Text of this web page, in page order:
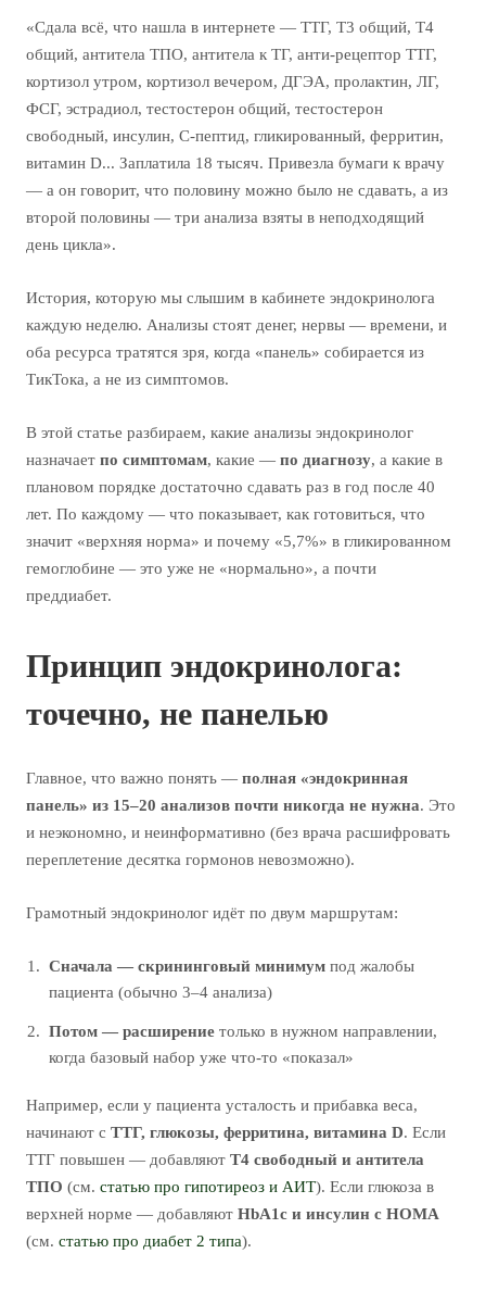
«Сдала всё, что нашла в интернете — ТТГ, Т3 общий, Т4
общий, антитела ТПО, антитела к ТГ, анти-рецептор ТТГ,
кортизол утром, кортизол вечером, ДГЭА, пролактин, ЛГ,
ФСГ, эстрадиол, тестостерон общий, тестостерон
свободный, инсулин, С-пептид, гликированный, ферритин,
витамин D... Заплатила 18 тысяч. Привезла бумаги к врачу
— а он говорит, что половину можно было не сдавать, а из
второй половины — три анализа взяты в неподходящий
день цикла».
История, которую мы слышим в кабинете эндокринолога
каждую неделю. Анализы стоят денег, нервы — времени, и
оба ресурса тратятся зря, когда «панель» собирается из
ТикТока, а не из симптомов.
В этой статье разбираем, какие анализы эндокринолог
назначает по симптомам, какие — по диагнозу, а какие в
плановом порядке достаточно сдавать раз в год после 40
лет. По каждому — что показывает, как готовиться, что
значит «верхняя норма» и почему «5,7%» в гликированном
гемоглобине — это уже не «нормально», а почти
преддиабет.
Принцип эндокринолога:
точечно, не панелью
Главное, что важно понять — полная «эндокринная
панель» из 15–20 анализов почти никогда не нужна. Это
и неэкономно, и неинформативно (без врача расшифровать
переплетение десятка гормонов невозможно).
Грамотный эндокринолог идёт по двум маршрутам:
Сначала — скрининговый минимум под жалобы
пациента (обычно 3–4 анализа)
Потом — расширение только в нужном направлении,
когда базовый набор уже что-то «показал»
Например, если у пациента усталость и прибавка веса,
начинают с ТТГ, глюкозы, ферритина, витамина D. Если
ТТГ повышен — добавляют Т4 свободный и антитела
ТПО (см. статью про гипотиреоз и АИТ). Если глюкоза в
верхней норме — добавляют HbA1c и инсулин с HOMA
(см. статью про диабет 2 типа).